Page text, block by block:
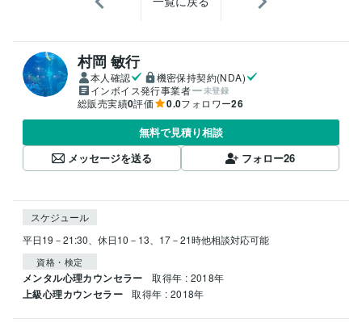
村岡 敏行
本人確認
機密保持契約(NDA)
インボイス発行事業者
未登録
総販売実績0評価 0.0フォロワー26
無料で見積り相談
メッセージを送る
フォロー26
スケジュール
平日19－21:30、休日10－13、17－21時他相談対応可能
資格・検定
メンタル心理カウンセラー 取得年 : 2018年
上級心理カウンセラー 取得年 : 2018年